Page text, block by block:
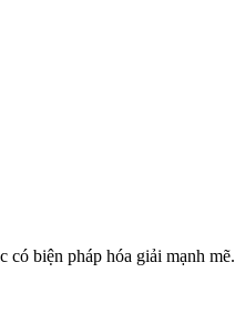
có biện pháp hóa giải mạnh mẽ.